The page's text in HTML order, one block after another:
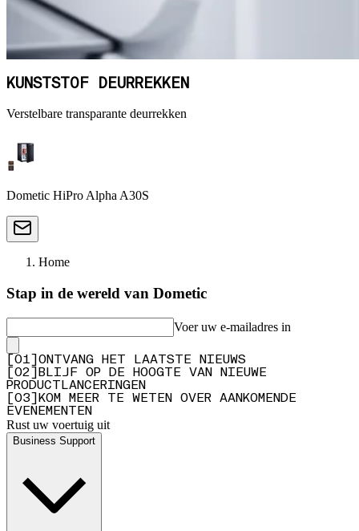
KUNSTSTOF DEURREKKEN
Verstelbare transparante deurrekken
Dometic HiPro Alpha A30S
Home
Stap in de wereld van Dometic
Voer uw e-mailadres in
[01] ONTVANG HET LAATSTE NIEUWS
[02] BLIJF OP DE HOOGTE VAN NIEUWE
PRODUCTLANCERINGEN
[03] KOM MEER TE WETEN OVER AANKOMENDE
EVENEMENTEN
Rust uw voertuig uit
Business Support